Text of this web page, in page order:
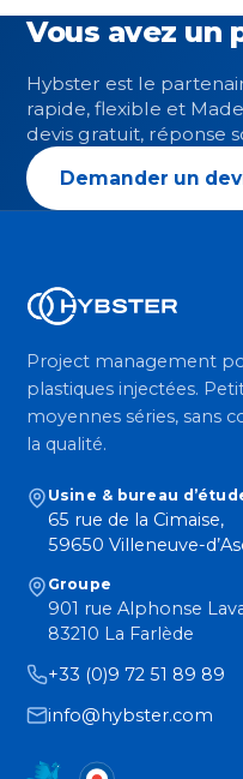
Vous avez un
Hybster est le
rapide, flexible et
devis gratuit, réponse
Demander un
Project management
plastiques injectées.
moyennes séries, sans
la qualité.
Usine & bureau
65 rue de la Cimaise,
59650 Villeneuve-
Groupe
901 rue Alphonse
83210 La Farlède
+33 (0)9 72 51 89 89
info@hybster.com